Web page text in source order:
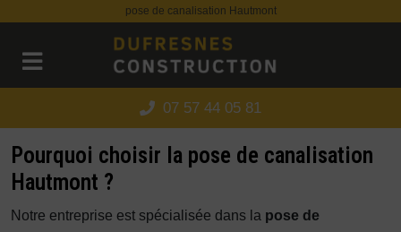
pose de canalisation Hautmont
07 57 44 05 81
Pourquoi choisir la pose de canalisation
Hautmont ?
Notre entreprise est spécialisée dans la pose de
Panneau de gestion des cookies